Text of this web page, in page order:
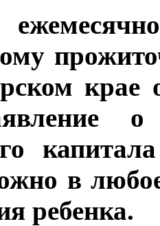
крае
о
в
ребенка.